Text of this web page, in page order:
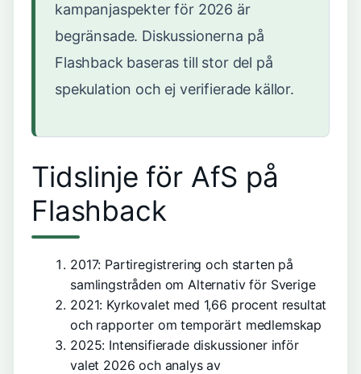
kampanjaspekter för 2026 är
begränsade. Diskussionerna på
Flashback baseras till stor del på
spekulation och ej verifierade källor.
Tidslinje för AfS på
Flashback
2017: Partiregistrering och starten på
samlingstråden om Alternativ för Sverige
2021: Kyrkovalet med 1,66 procent resultat
och rapporter om temporärt medlemskap
2025: Intensifierade diskussioner inför
valet 2026 och analys av